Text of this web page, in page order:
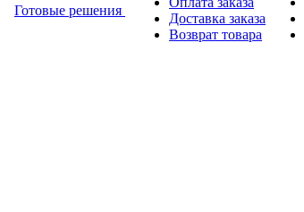
Готовые решения
Доставка заказа
Возврат товара